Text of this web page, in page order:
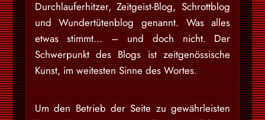
Durchlauferhitzer, Zeitgeist-Blog, Schrottblog
und Wundertütenblog genannt. Was alles
etwas stimmt… – und doch nicht. Der
Schwerpunkt des Blogs ist zeitgenössische
Kunst, im weitesten Sinne des Wortes.
Um den Betrieb der Seite zu gewährleisten